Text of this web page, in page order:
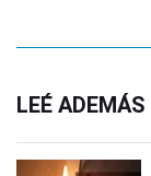
LEÉ ADEMÁS